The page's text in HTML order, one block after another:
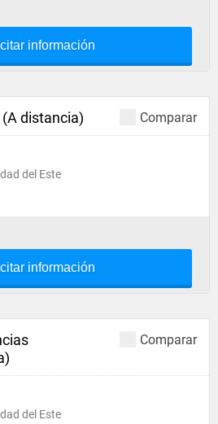
información
Comparar
distancia)
del Este
información
Comparar
del Este